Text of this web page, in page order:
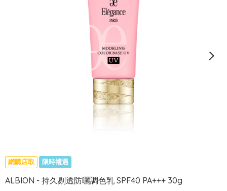
網購店取 限時禮遇
ALBION - 持久剔透防曬調色乳 SPF40 PA+++ 30g